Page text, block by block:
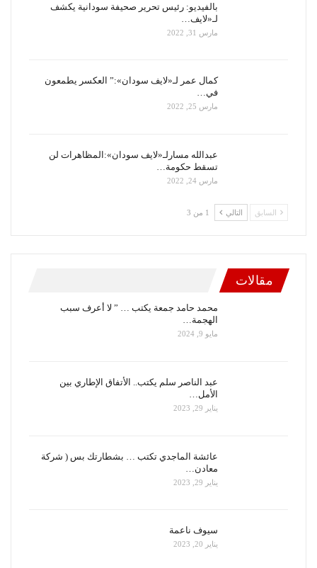
بالفيديو: رئيس تحرير صحيفة سودانية يكشف
لـ«لايف…
مارس 31, 2022
كمال عمر لـ«لايف سودان»:” العكسر يطمعون
في…
مارس 25, 2022
عبدالله مسارلـ«لايف سودان»:المظاهرات لن
تسقط حكومة…
مارس 24, 2022
السابق التالي 1 من 3
مقالات
محمد حامد جمعة يكتب … ” لا أعرف سبب
الهجمة…
مايو 9, 2024
عبد الناصر سلم يكتب.. الأتفاق الإطاري بين
الأمل…
يناير 29, 2023
عائشة الماجدي تكتب … بشطارتك بس ( شركة
معادن…
يناير 29, 2023
سيوف ناعمة
يناير 20, 2023